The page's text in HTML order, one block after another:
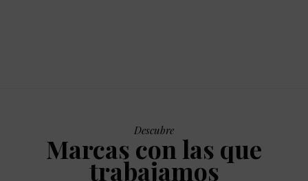
Descubre
Marcas con las que
trabajamos